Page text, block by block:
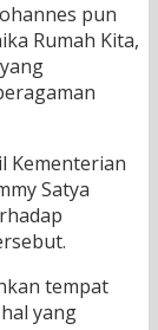
pun
Rumah Kita,
Kementerian
Satya
tempat
yang